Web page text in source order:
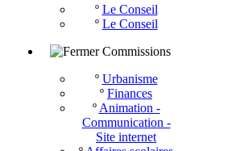
º Le Conseil
º Le Conseil
Commissions
º Urbanisme
º Finances
º Animation -
Communication -
Site internet